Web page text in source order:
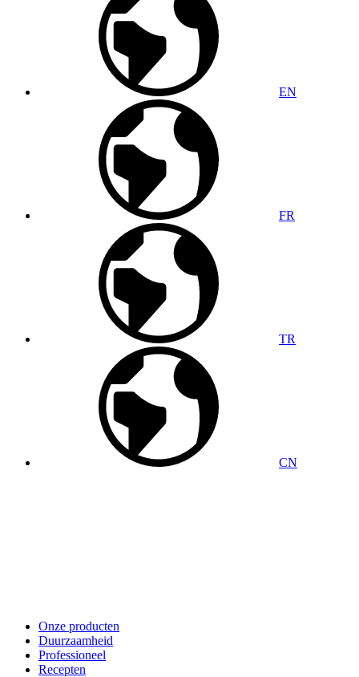
EN
FR
TR
CN
Onze producten
Duurzaamheid
Professioneel
Recepten